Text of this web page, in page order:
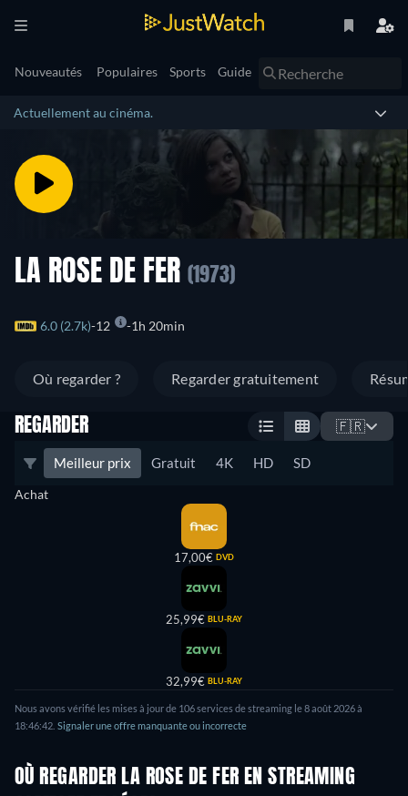
Nouveautés Populaires Sports Guide
Actuellement au cinéma.
LA ROSE DE FER (1973)
6.0 (2.7k) 12 1h 20min
Où regarder ? Regarder gratuitement
REGARDER 🇫🇷
Meilleur prix Gratuit 4K HD SD
Achat
17,00€ DVD
25,99€ BLU-RAY
32,99€ BLU-RAY
Nous avons vérifié les mises à jour de 106 services de streaming le 8 août 2026 à
18:46:42. Signaler une offre manquante ou incorrecte
OÙ REGARDER LA ROSE DE FER EN STREAMING